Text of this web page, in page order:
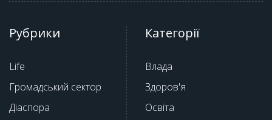
Рубрики
Life
Громадський сектор
Діаспора
Категорії
Влада
Здоров'я
Освіта